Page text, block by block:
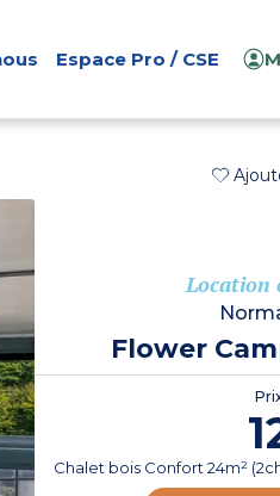
Espace Pro / CSE
Location
Flower
Chalet bois Confort 24m²